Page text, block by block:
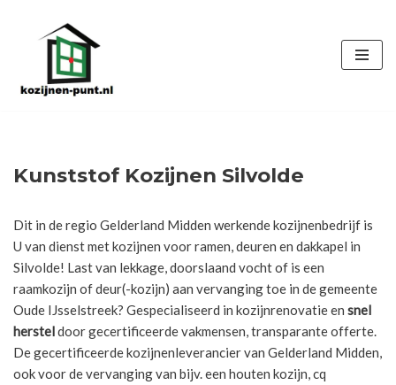
de
Kunststof Kozijnen Silvolde
Dit in de regio Gelderland Midden werkende kozijnenbedrijf is
U van dienst met kozijnen voor ramen, deuren en dakkapel in
Silvolde! Last van lekkage, doorslaand vocht of is een
raamkozijn of deur(-kozijn) aan vervanging toe in de gemeente
Oude IJsselstreek? Gespecialiseerd in kozijnrenovatie en snel
hersteldoor gecertificeerde vakmensen, transparante offerte.
De gecertificeerde kozijnenleverancier van Gelderland Midden,
ook voor de vervanging van bijv. een houten kozijn, cq